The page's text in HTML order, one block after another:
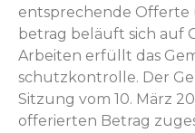
entsprechende
be­trag beläuft sich auf
Arbeit­en erfüllt das
schutzkon­trolle. Der
Sitzung vom 10. März
offerierten Betrag